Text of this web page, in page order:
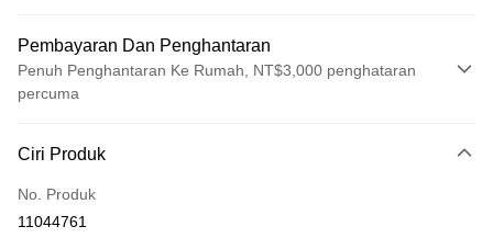
Pembayaran Dan Penghantaran
Penuh Penghantaran Ke Rumah, NT$3,000 penghataran
percuma
Kad Kredit (Bayaran Penuh)
Ansuran Kad Kredit
Ciri Produk
No. Produk
11044761